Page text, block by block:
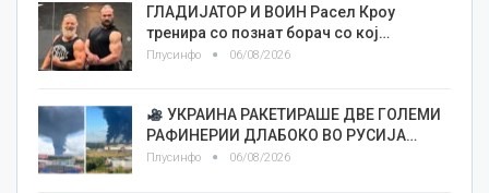
ГЛАДИЈАТОР И ВОИН Расел Кроу
тренира со познат борач со кој…
Плусинфо 06/08/2026
УКРАИНА РАКЕТИРАШЕ ДВЕ ГОЛЕМИ
РАФИНЕРИИ ДЛАБОКО ВО РУСИЈА…
Плусинфо 06/08/2026